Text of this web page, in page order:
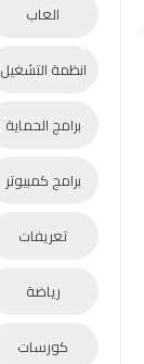
العاب
انظمة التشغيل
برامج الحماية
برامج كمبيوتر
تعريفات
رياضة
كورسات